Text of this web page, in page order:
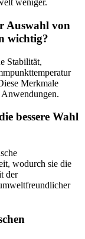
weniger.
Auswahl von
wichtig?
Stabilität,
Merkmale
bessere Wahl
wodurch sie die
der